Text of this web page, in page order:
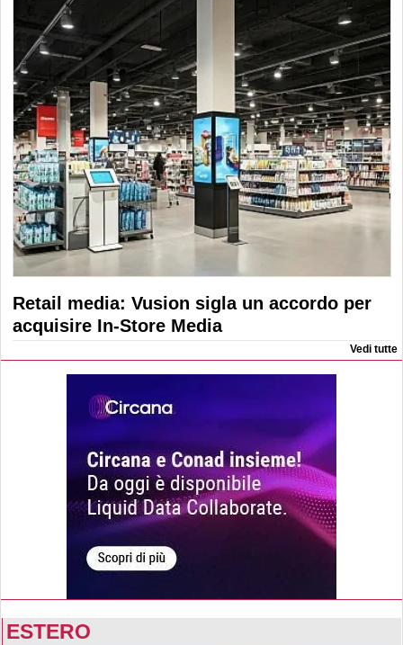
Retail media: Vusion sigla un accordo per
acquisire In-Store Media
Vedi tutte
ESTERO